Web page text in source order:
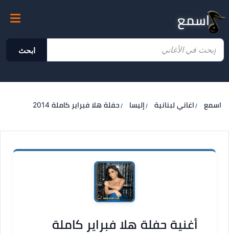
اسمع
ابحث
اسمع اغاني لبنانية إليسا حفلة هلا فبراير كاملة 2014
أغنية حفلة هلا فبراير كاملة